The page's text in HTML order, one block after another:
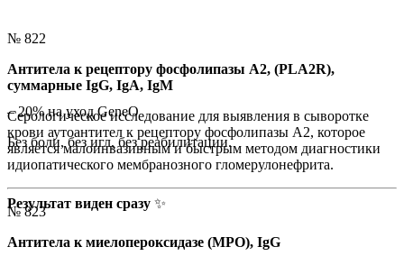
– 20% на уход GeneO
Без боли, без игл, без реабилитации.
Результат виден сразу ✨
№ 822
Антитела к рецептору фосфолипазы А2, (PLA2R),
суммарные IgG, IgA, IgM
Серологическое исследование для выявления в сыворотке
крови аутоантител к рецептору фосфолипазы А2, которое
является малоинвазивным и быстрым методом диагностики
идиопатического мембранозного гломерулонефрита.
№ 823
Антитела к миелопероксидазе (MPO), IgG